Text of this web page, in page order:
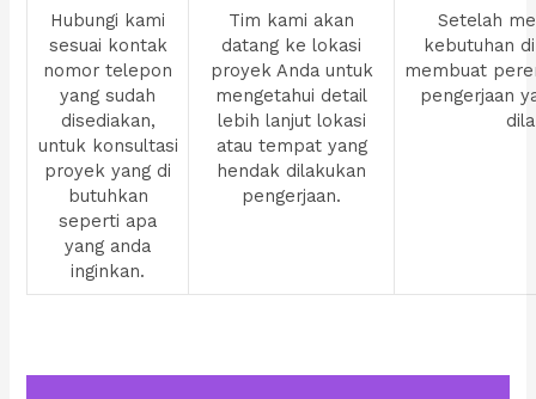
Hubungi kami
sesuai kontak
nomor telepon
yang sudah
disediakan,
untuk konsultasi
proyek yang di
butuhkan
seperti apa
yang anda
inginkan.
Tim kami akan
datang ke lokasi
proyek Anda untuk
mengetahui detail
lebih lanjut lokasi
atau tempat yang
hendak dilakukan
pengerjaan.
Setelah
kebutuhan
membuat
pengerjaan